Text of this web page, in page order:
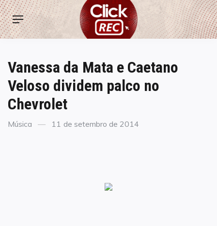
Skip
to
content
ClickREC
Menu
Vanessa da Mata e Caetano
Veloso dividem palco no
Chevrolet
Categories
Música
Posted
11 de setembro de 2014